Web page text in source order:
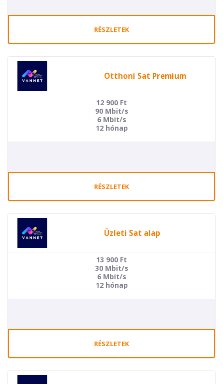
RÉSZLETEK
Otthoni Sat Premium
12 900 Ft
90 Mbit/s
6 Mbit/s
12 hónap
RÉSZLETEK
Üzleti Sat alap
13 900 Ft
30 Mbit/s
6 Mbit/s
12 hónap
RÉSZLETEK